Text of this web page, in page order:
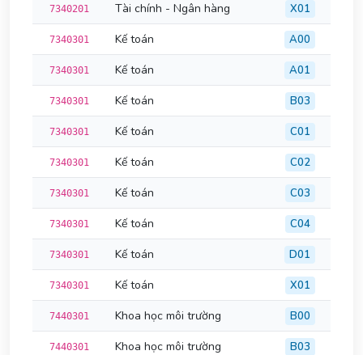
7340201 Tài chính - Ngân hàng X01
7340301 Kế toán A00
7340301 Kế toán A01
7340301 Kế toán B03
7340301 Kế toán C01
7340301 Kế toán C02
7340301 Kế toán C03
7340301 Kế toán C04
7340301 Kế toán D01
7340301 Kế toán X01
7440301 Khoa học môi trường B00
7440301 Khoa học môi trường B03